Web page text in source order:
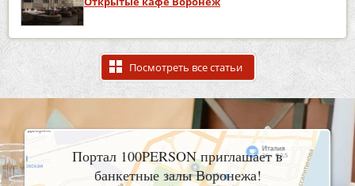
Посмотреть все статьи
Портал 100PERSON приглашает в
банкетные залы Воронежа!